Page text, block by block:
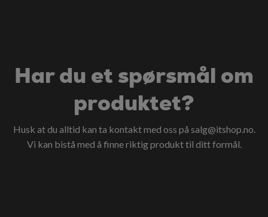
Har du et spørsmål om
produktet?
Husk at du alltid kan ta kontakt med oss på salg@itshop.no.
Vi kan bistå med å finne riktig produkt til ditt formål.